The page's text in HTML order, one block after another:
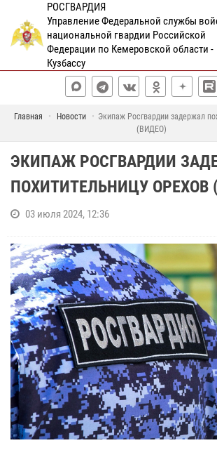
РОСГВАРДИЯ
Управление Федеральной службы
национальной гвардии Российской
Федерации по Кемеровской области -
Кузбассу
Главная Новости
Экипаж Росгвардии задержал
(ВИДЕО)
ЭКИПАЖ РОСГВАРДИИ
ПОХИТИТЕЛЬНИЦУ ОРЕХОВ
03 июля 2024, 12:36